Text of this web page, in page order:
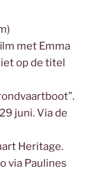
met Emma
op de titel
juni. Via de
Heritage.
via Paulines